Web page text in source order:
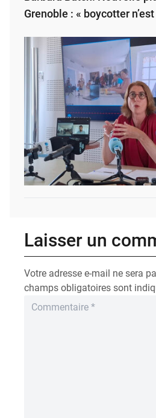
Grenoble : « boycotter
Laisser un
Votre adresse e-mail ne sera
champs obligatoires sont